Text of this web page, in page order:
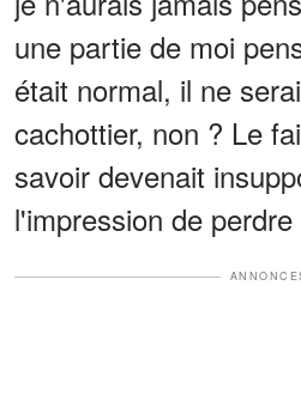
une partie de moi
était normal, il ne
cachottier, non ? Le
savoir devenait
l'impression de